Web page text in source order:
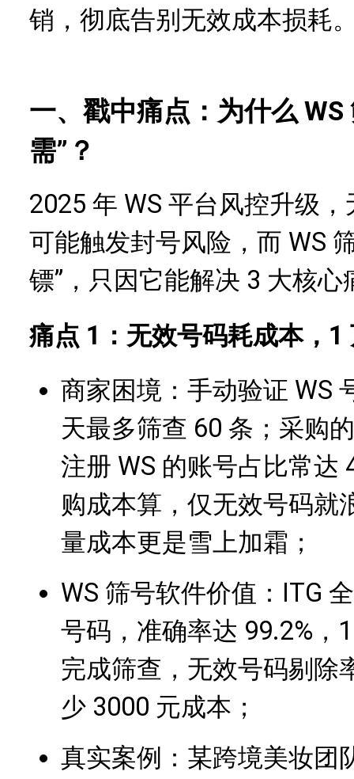
销，彻底告别无效成本损耗
一、戳中痛点：为什么
需”？
2025 年 WS 平台风控升级
可能触发封号风险，而 WS
镖”，只因它能解决 3 大核心
痛点 1：无效号码耗成本，1
商家困境：手动验证 WS
天最多筛查 60 条；采购
注册 WS 的账号占比常达
购成本算，仅无效号码就
量成本更是雪上加霜；
WS 筛号软件价值：ITG
号码，准确率达 99.2%，
完成筛查，无效号码剔除
少 3000 元成本；
真实案例：某跨境美妆团